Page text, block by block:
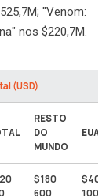
"Venom:
nos $220,7M.
(USD)
RESTO
DO
MUNDO
EUA
$180
600
$40
100